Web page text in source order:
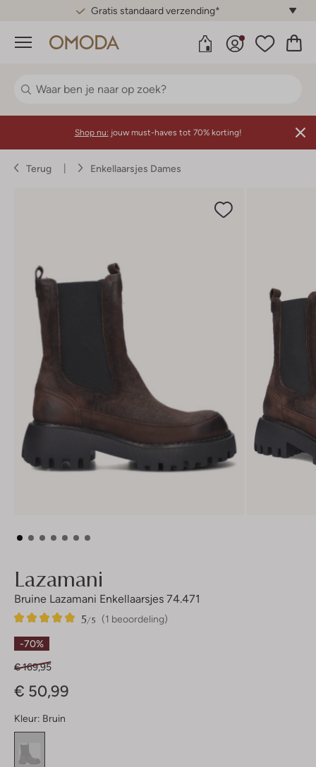
Gratis standaard verzending*
Menu
Shop nu: jouw must-haves tot 70% korting!
Terug Enkellaarsjes Dames
Lazamani
Bruine Lazamani Enkellaarsjes 74.471
(1 beoordeling)
5/5
1
5
Sterren
-70%
€ 169,95
€ 50,99
Kleur: Bruin